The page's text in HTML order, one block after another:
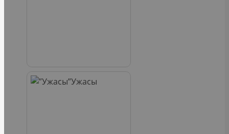
Ужасы